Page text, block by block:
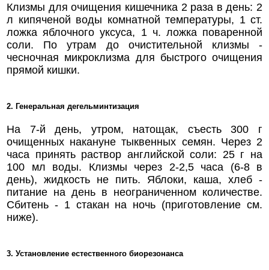
Клизмы для очищения кишечника 2 раза в день: 2
л кипяченой воды комнатной температуры, 1 ст.
ложка яблочного уксуса, 1 ч. ложка поваренной
соли. По утрам до очистительной клизмы -
чесночная микроклизма для быстрого очищения
прямой кишки.
2. Генеральная дегельминтизация
На 7-й день, утром, натощак, съесть 300 г
очищенных накануне тыквенных семян. Через 2
часа принять раствор английской соли: 25 г на
100 мл воды. Клизмы через 2-2,5 часа (6-8 в
день), жидкость не пить. Яблоки, каша, хлеб -
питание на день в неограниченном количестве.
Сбитень - 1 стакан на ночь (приготовление см.
ниже).
3. Установление естественного биорезонанса